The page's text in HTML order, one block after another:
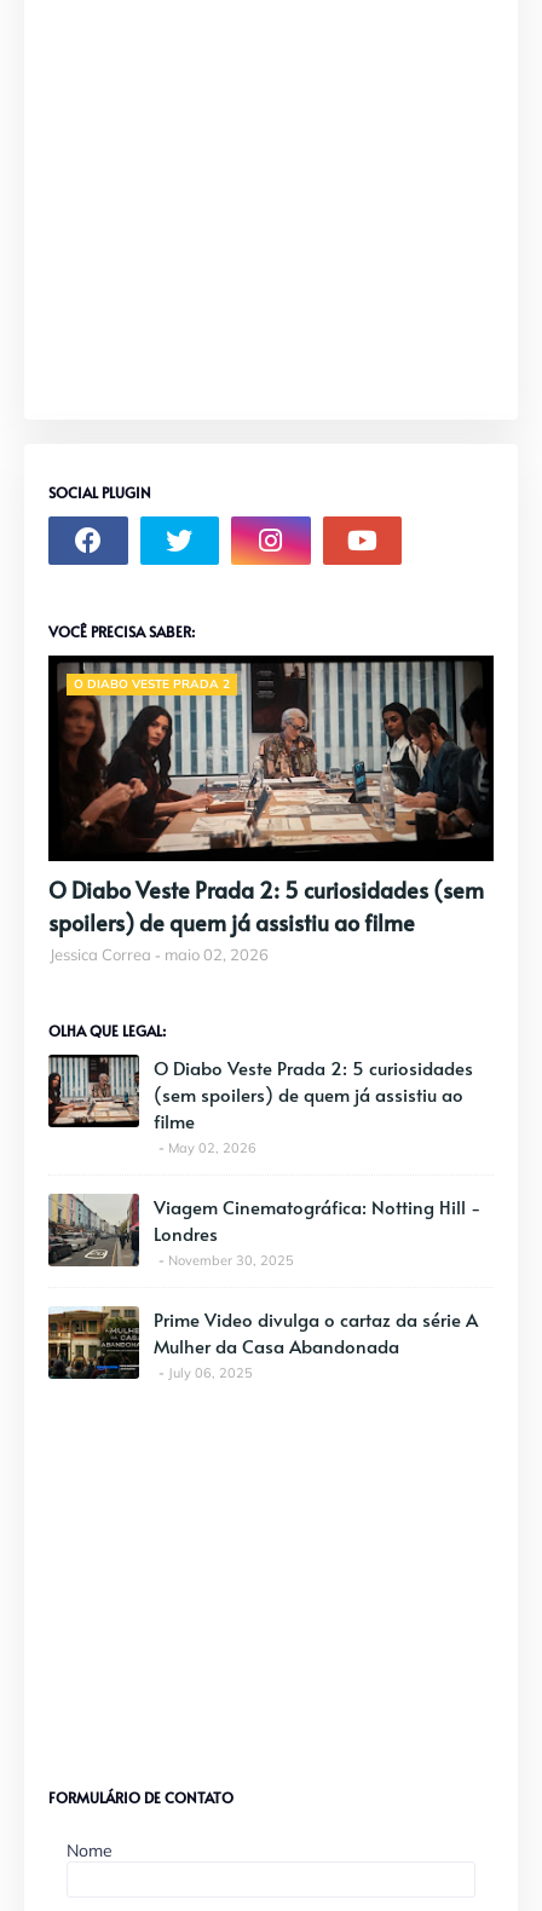
SOCIAL PLUGIN
VOCÊ PRECISA SABER:
O DIABO VESTE PRADA 2
O Diabo Veste Prada 2: 5 curiosidades (sem
spoilers) de quem já assistiu ao filme
Jessica Correa maio 02, 2026
OLHA QUE LEGAL:
O Diabo Veste Prada 2: 5 curiosidades
(sem spoilers) de quem já assistiu ao
filme
May 02, 2026
Viagem Cinematográfica: Notting Hill -
Londres
November 30, 2025
Prime Video divulga o cartaz da série A
Mulher da Casa Abandonada
July 06, 2025
FORMULÁRIO DE CONTATO
Nome